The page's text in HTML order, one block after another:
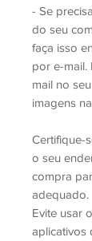
- Se
do seu
faça isso
por e-mail.
mail no
imagens
Certifique-
o seu
compra
adequado.
Evite usar
aplicativos